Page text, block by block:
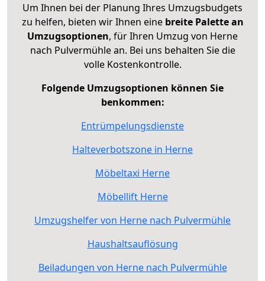
Um Ihnen bei der Planung Ihres Umzugsbudgets
zu helfen, bieten wir Ihnen eine breite Palette an
Umzugsoptionen, für Ihren Umzug von Herne
nach Pulvermühle an. Bei uns behalten Sie die
volle Kostenkontrolle.
Folgende Umzugsoptionen können Sie
benkommen:
Entrümpelungsdienste
Halteverbotszone in Herne
Möbeltaxi Herne
Möbellift Herne
Umzugshelfer von Herne nach Pulvermühle
Haushaltsauflösung
Beiladungen von Herne nach Pulvermühle